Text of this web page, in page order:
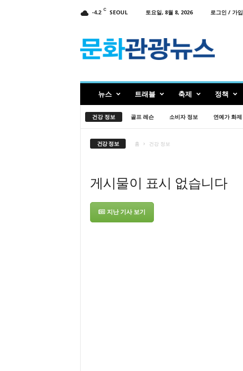
-4.2 C SEOUL 토요일, 8월 8, 2026
로그인 / 가입
넷
신
뉴
스
뉴스 트래블 축제 정책
건강 정보 골프 레슨 소비자 정보 연예가 화제
건강 정보 홈 건강 정보
게시물이 표시 없습니다
지난 기사 보기